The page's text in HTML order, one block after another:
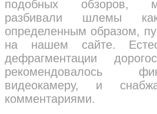
подобных обзоров,
разбивали шлемы
определенным образом,
на нашем сайте.
дефрагментации
рекомендовалось
видеокамеру, и
комментариями.